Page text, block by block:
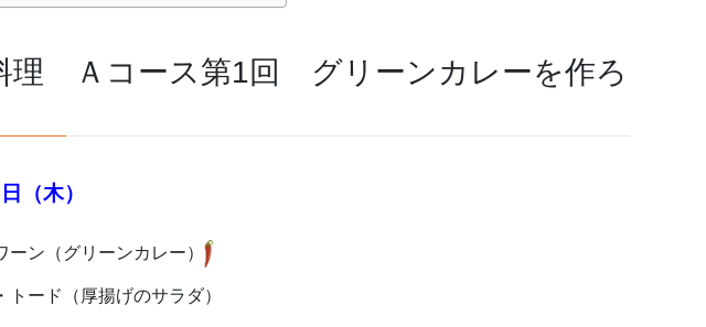
理 Ａコース第1回 グリーンカレーを作ろ
（木）
ン（グリーンカレー）
トード（厚揚げのサラダ）